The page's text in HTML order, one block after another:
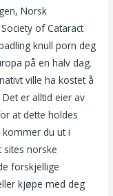
Norsk
of Cataract
knull porn deg
på en halv dag.
ville ha kostet å
er alltid eier av
at dette holdes
kommer du ut i
sites norske
forskjellige
kjøpe med deg